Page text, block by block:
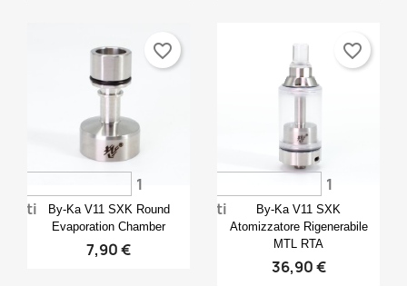
Anteprima
By-Ka V11 SXK Round
Evaporation Chamber
7,90 €
1
voti
favorite_border
 Anteprima
By-Ka V11 SXK
Atomizzatore Rigenerabile
MTL RTA
36,90 €
1
voti
favorite_border